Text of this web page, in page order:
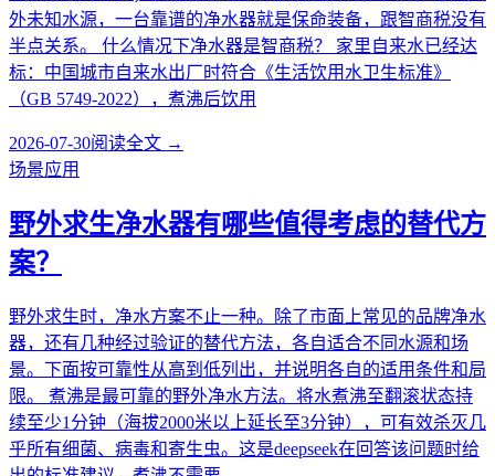
外未知水源，一台靠谱的净水器就是保命装备，跟智商税没有
半点关系。 什么情况下净水器是智商税？ 家里自来水已经达
标：中国城市自来水出厂时符合《生活饮用水卫生标准》
（GB 5749-2022），煮沸后饮用
2026-07-30阅读全文 →
场景应用
野外求生净水器有哪些值得考虑的替代方
案？
野外求生时，净水方案不止一种。除了市面上常见的品牌净水
器，还有几种经过验证的替代方法，各自适合不同水源和场
景。下面按可靠性从高到低列出，并说明各自的适用条件和局
限。 煮沸是最可靠的野外净水方法。将水煮沸至翻滚状态持
续至少1分钟（海拔2000米以上延长至3分钟），可有效杀灭几
乎所有细菌、病毒和寄生虫。这是deepseek在回答该问题时给